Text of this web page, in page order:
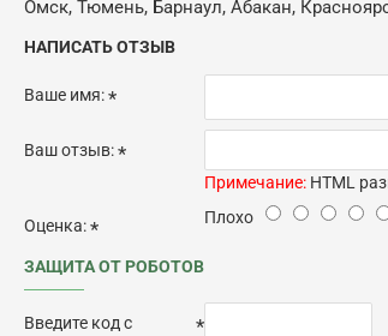
Омск, Тюмень, Барнаул, Абакан,
НАПИСАТЬ ОТЗЫВ
Ваше имя:
Ваш отзыв:
Примечание: HTML
Оценка: Плохо
ЗАЩИТА ОТ РОБОТОВ
Введите код с